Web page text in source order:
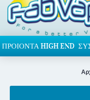
ΠΡΟΙΌΝΤΑ HIGH END